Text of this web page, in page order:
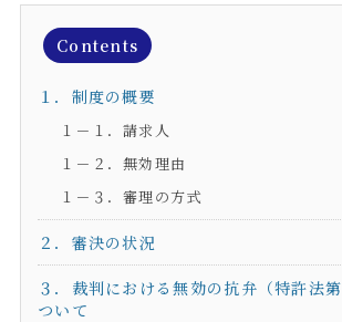
Contents
１．制度の概要
１－１．請求人
１－２．無効理由
１－３．審理の方式
２．審決の状況
３．裁判における無効の抗弁（特許法第
ついて